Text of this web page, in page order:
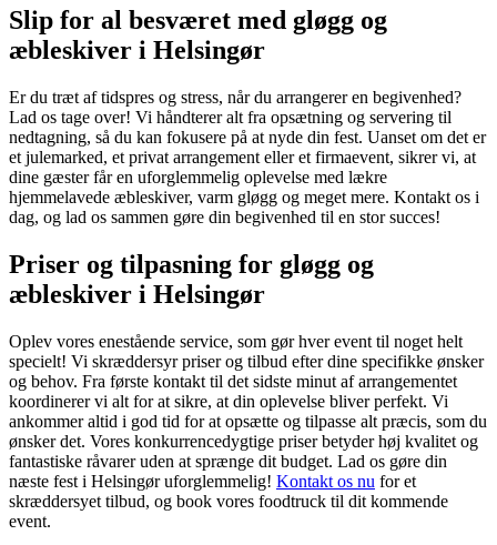
Slip for al besværet med gløgg og
æbleskiver i Helsingør
Er du træt af tidspres og stress, når du arrangerer en begivenhed?
Lad os tage over! Vi håndterer alt fra opsætning og servering til
nedtagning, så du kan fokusere på at nyde din fest. Uanset om det er
et julemarked, et privat arrangement eller et firmaevent, sikrer vi, at
dine gæster får en uforglemmelig oplevelse med lækre
hjemmelavede æbleskiver, varm gløgg og meget mere. Kontakt os i
dag, og lad os sammen gøre din begivenhed til en stor succes!
Priser og tilpasning for gløgg og
æbleskiver i Helsingør
Oplev vores enestående service, som gør hver event til noget helt
specielt! Vi skræddersyr priser og tilbud efter dine specifikke ønsker
og behov. Fra første kontakt til det sidste minut af arrangementet
koordinerer vi alt for at sikre, at din oplevelse bliver perfekt. Vi
ankommer altid i god tid for at opsætte og tilpasse alt præcis, som du
ønsker det. Vores konkurrencedygtige priser betyder høj kvalitet og
fantastiske råvarer uden at sprænge dit budget. Lad os gøre din
næste fest i Helsingør uforglemmelig! Kontakt os nu for et
skræddersyet tilbud, og book vores foodtruck til dit kommende
event.